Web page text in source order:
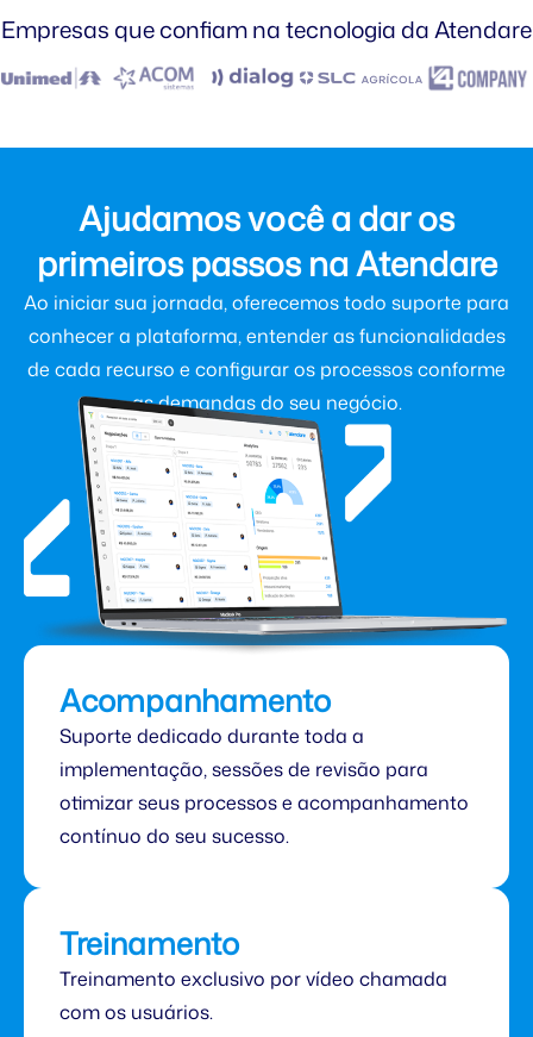
Empresas que confiam na tecnologia da Atendare
Ajudamos você a dar os
primeiros passos na Atendare
Ao iniciar sua jornada, oferecemos todo suporte para
conhecer a plataforma, entender as funcionalidades
de cada recurso e configurar os processos conforme
as demandas do seu negócio.
Acompanhamento
Suporte dedicado durante toda a
implementação, sessões de revisão para
otimizar seus processos e acompanhamento
contínuo do seu sucesso.
Treinamento
Treinamento exclusivo por vídeo chamada
com os usuários.